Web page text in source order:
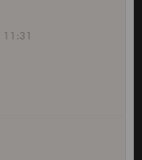
11:31